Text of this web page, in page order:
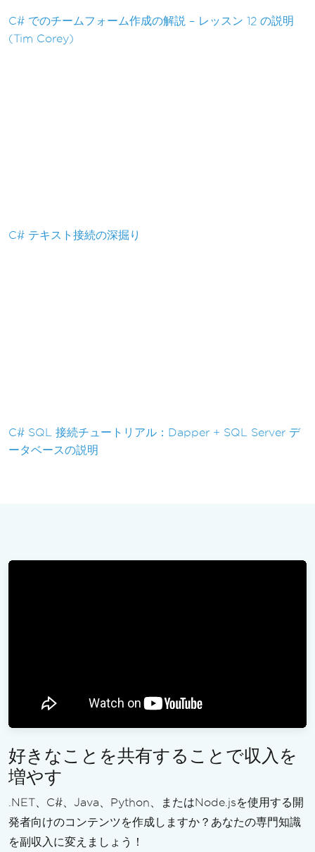
C# でのチームフォーム作成の解説 – レッスン 12 の説明
(Tim Corey)
C# テキスト接続の深掘り
C# SQL 接続チュートリアル：Dapper + SQL Server デ
ータベースの説明
好きなことを共有することで収入を
増やす
.NET、C#、Java、Python、またはNode.jsを使用する開
発者向けのコンテンツを作成しますか？あなたの専門知識
を副収入に変えましょう！